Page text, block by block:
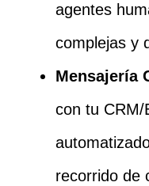
agentes
complejas y
Mensajería
con tu CRM/
recorrido de